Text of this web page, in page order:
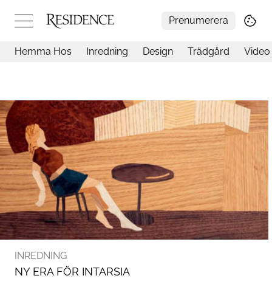
Prenumerera
Design
Trädgård
Video
Inredning
Livsstil
Resor
Mat & Dryck
Influencers
Mer
Hemma Hos Inredning Design Trädgård Video
INREDNING
NY ERA FÖR INTARSIA